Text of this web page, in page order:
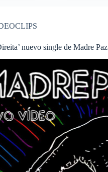
nuevo single de Madre Paz